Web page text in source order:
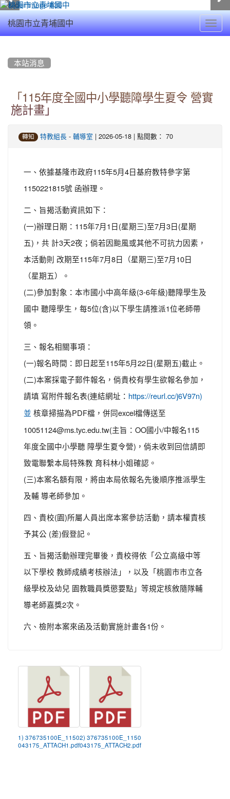
桃園市立青埔國中
本站消息
「115年度全國中小學聽障學生夏令 營實
施計畫」
轉知 特教組長 - 輔導室 | 2026-05-18 | 點閱數： 70
一、依據基隆市政府115年5月4日基府教特參字第
1150221815號 函辦理。
二、旨揭活動資訊如下：
(一)辦理日期：115年7月1日(星期三)至7月3日(星期
五)，共 計3天2夜；倘若因颱風或其他不可抗力因素，
本活動則 改期至115年7月8日（星期三)至7月10日
（星期五）。
(二)參加對象：本市國小中高年級(3-6年級)聽障學生及
國中 聽障學生，每5位(含)以下學生請推派1位老師帶
領。
三、報名相關事項：
(一)報名時間：即日起至115年5月22日(星期五)截止。
(二)本案採電子郵件報名，倘貴校有學生欲報名參加，
請填 寫附件報名表(連結網址： https://reurl.cc/j6V97n)
並 核章掃描為PDF檔，併同excel檔傳送至
10051124@ms.tyc.edu.tw(主旨：OO國小/中報名115
年度全國中小學聽 障學生夏令營)，倘未收到回信請即
致電聯繫本局特殊教 育科林小姐確認。
(三)本案名額有限，將由本局依報名先後順序推派學生
及輔 導老師參加。
四、貴校(園)所屬人員出席本案參訪活動，請本權責核
予其公 (差)假登記。
五、旨揭活動辦理完畢後，貴校得依「公立高級中等
以下學校 教師成績考核辦法」，以及「桃園市市立各
級學校及幼兒 園教職員獎懲要點」等規定核敘隨隊輔
導老師嘉獎2次。
六、檢附本案來函及活動實施計畫各1份。
1) 376735100E_1150
043175_ATTACH1.pdf
2) 376735100E_1150
043175_ATTACH2.pdf